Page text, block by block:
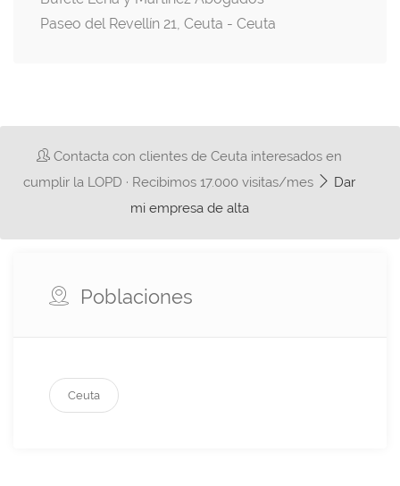
Paseo del Revellín 21, Ceuta - Ceuta
Contacta con clientes de Ceuta interesados en
cumplir la LOPD · Recibimos 17.000 visitas/mes
Dar
mi empresa de alta
Poblaciones
Ceuta